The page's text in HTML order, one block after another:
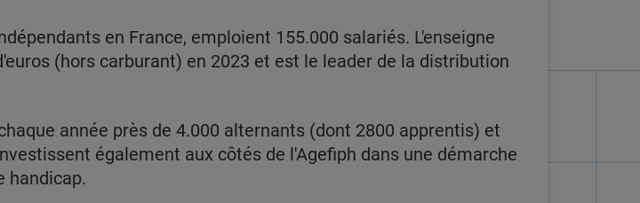
en France, emploient 155.000 salariés. L'enseigne
(hors carburant) en 2023 et est le leader de la distribution
année près de 4.000 alternants (dont 2800 apprentis) et
également aux côtés de l'Agefiph dans une démarche
handicap.